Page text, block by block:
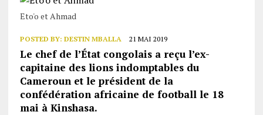
Eto'o et Ahmad
POSTED BY: DESTIN MBALLA 21 MAI 2019
Le chef de l’État congolais a reçu l’ex-
capitaine des lions indomptables du
Cameroun et le président de la
confédération africaine de football le 18
mai à Kinshasa.